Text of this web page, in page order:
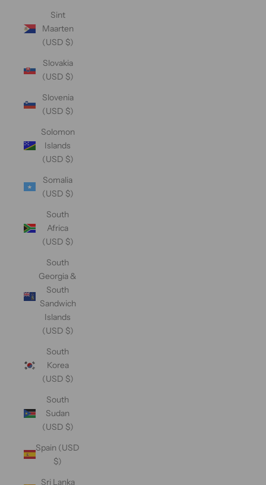
Sint
Maarten
(USD $)
Slovakia
(USD $)
Slovenia
(USD $)
Solomon
Islands
(USD $)
Somalia
(USD $)
South
Africa
(USD $)
South
Georgia &
South
Sandwich
Islands
(USD $)
South
Korea
(USD $)
South
Sudan
(USD $)
Spain (USD
$)
Sri Lanka